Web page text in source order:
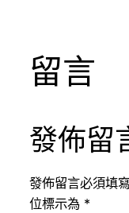
留言
發佈留
發佈留言必須填
位標示為 *